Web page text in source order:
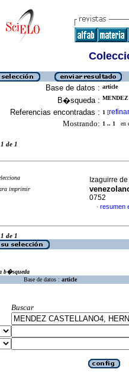
Base de datos : article
B�squeda :
Referencias encontradas : 1 [refinar
Mostrando: 1 .. 1 en
de 1
imprimir
Izaguirre
0752
· resumen
de 1
b�squeda
Base de datos : article
Buscar